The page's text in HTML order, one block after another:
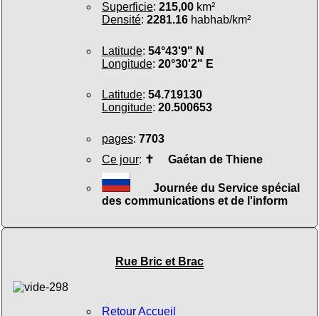
Superficie: 215,00km²
Densité: 2281.16habhab/km²
Latitude: 54°43'9" N
Longitude: 20°30'2" E
Latitude: 54.719130
Longitude: 20.500653
pages: 7703
Ce jour: ✝ Gaétan de Thiene
Journée du Service spécial
des communications et de l'inform
Rue Bric et Brac
Retour Accueil